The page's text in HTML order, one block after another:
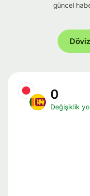
güncel
0
Değişiklik